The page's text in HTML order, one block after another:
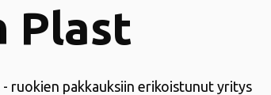
Plast
- ruokien pakkauksiin erikoistunut yritys